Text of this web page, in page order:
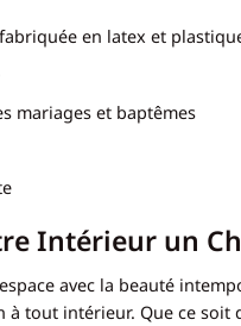
fabriquée en latex et
mariages et baptêmes
Intérieur un
avec la beauté
à tout intérieur. Que ce